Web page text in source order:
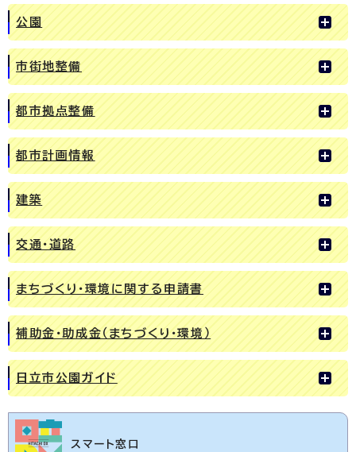
公園
市街地整備
都市拠点整備
都市計画情報
建築
交通・道路
まちづくり・環境に関する申請書
補助金・助成金（まちづくり・環境）
日立市公園ガイド
スマート窓口